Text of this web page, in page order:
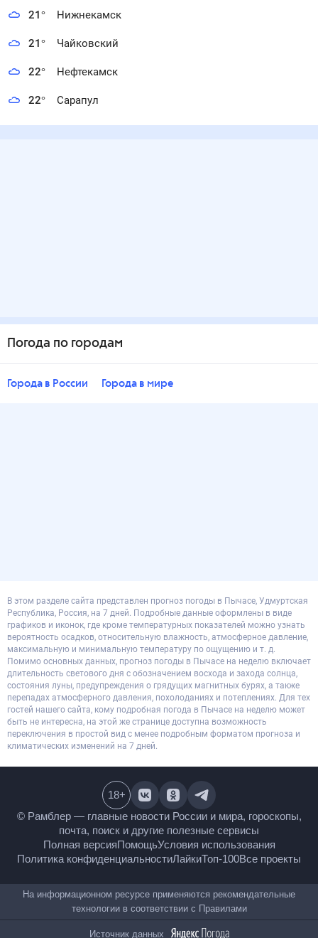
21° Нижнекамск
21° Чайковский
22° Нефтекамск
22° Сарапул
Погода по городам
Города в России Города в мире
В этом разделе сайта представлен прогноз погоды в Пычасе, Удмуртская
Республика, Россия, на 7 дней. Подробные данные оформлены в виде
графиков и иконок, где кроме температурных показателей можно узнать
вероятность осадков, относительную влажность, атмосферное давление,
максимальную и минимальную температуру по ощущению и т. д.
Помимо основных данных, прогноз погоды в Пычасе на неделю включает
длительность светового дня с обозначением восхода и захода солнца,
состояния луны, предупреждения о грядущих магнитных бурях, а также
перепадах атмосферного давления, похолоданиях и потеплениях. Для тех
гостей нашего сайта, кому подробная погода в Пычасе на неделю может
быть не интересна, на этой же странице доступна возможность
переключения в простой вид с менее подробным форматом прогноза и
климатических изменений на 7 дней.
© Рамблер — главные новости России и мира,
гороскопы, почта, поиск и другие полезные сервисы
Полная версияПомощьУсловия использования
Политика конфиденциальностиЛайкиТоп-100
18+
На информационном ресурсе применяются
рекомендательные технологии в соответствии сПравилами